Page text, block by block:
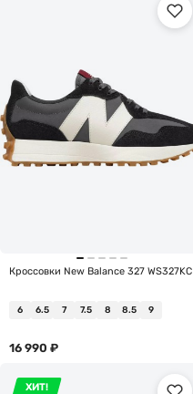
Кроссовки New Balance 327 WS327KC
6 6.5 7 7.5 8 8.5 9
16 990 ₽
ХИТ!